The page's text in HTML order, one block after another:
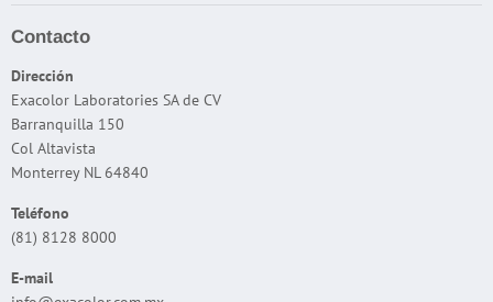
Flamabilidad
Interperismo
Microscopios
Pruebas Físicas
Taber
Tensión de la Superficie
Contacto
Dirección
Exacolor Laboratories SA de CV
Barranquilla 150
Col Altavista
Monterrey NL 64840
Teléfono
(81) 8128 8000
E-mail